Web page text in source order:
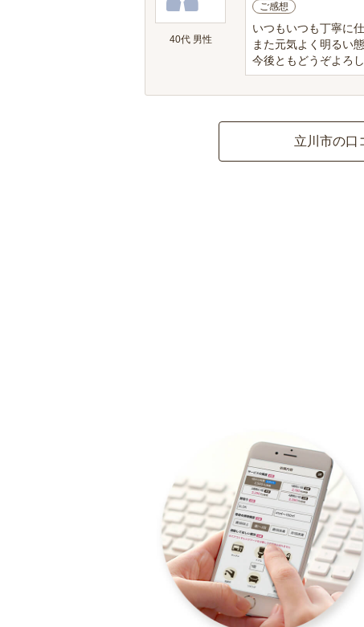
40代 男性
ご感想
いつもいつも丁寧に
また元気よく明るい
今後ともどうぞよろ
立川市の口